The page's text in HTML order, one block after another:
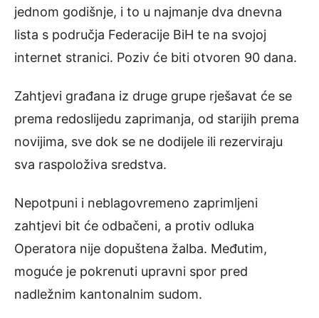
jednom godišnje, i to u najmanje dva dnevna
lista s područja Federacije BiH te na svojoj
internet stranici. Poziv će biti otvoren 90 dana.
Zahtjevi građana iz druge grupe rješavat će se
prema redoslijedu zaprimanja, od starijih prema
novijima, sve dok se ne dodijele ili rezerviraju
sva raspoloživa sredstva.
Nepotpuni i neblagovremeno zaprimljeni
zahtjevi bit će odbačeni, a protiv odluka
Operatora nije dopuštena žalba. Međutim,
moguće je pokrenuti upravni spor pred
nadležnim kantonalnim sudom.